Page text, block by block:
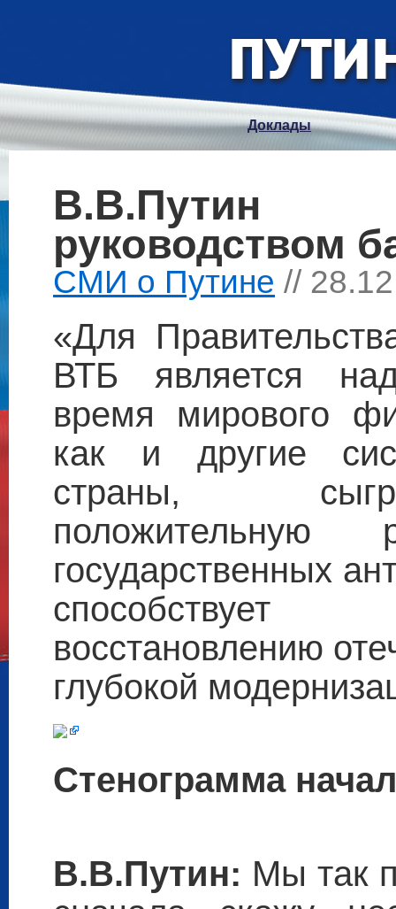
Доклады
В.В.Путин
руководством
СМИ о Путине //
«Для
ВТБ является
время мирового
как и другие
страны,
государственных
восстановлению
глубокой
Стенограмма
В.В.Путин: Мы так